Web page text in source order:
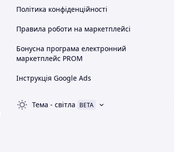
Політика конфіденційності
Правила роботи на маркетплейсі
Бонусна програма електронний
маркетплейс PROM
Інструкція Google Ads
Тема - світла BETA